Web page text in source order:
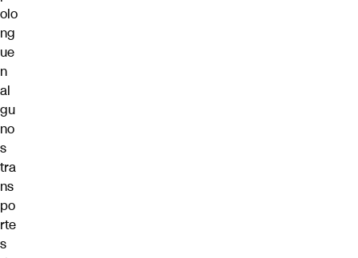
olo
ng
ue
n
al
gu
no
s
tra
ns
po
rte
s